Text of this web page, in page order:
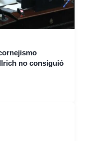
no consiguió